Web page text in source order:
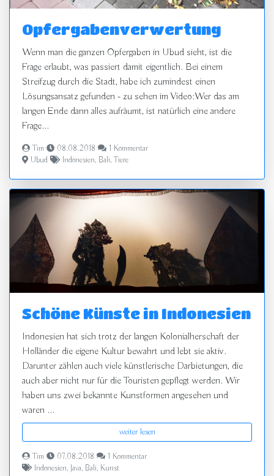
Opfergabenverwertung
Wenn man die ganzen Opfergaben in Ubud sieht, ist die
Frage erlaubt, was passiert damit eigentlich. Bei einem
Streifzug durch die Stadt, habe ich zumindest einen
Lösungsansatz gefunden - zu sehen im Video:Wer das am
langen Ende dann alles aufräumt, ist natürlich eine andere
Frage...
Tim 08.08.2018
1 Kommentar
Ubud
Indonesien, Bali, Tiere
Schöne Künste in Indonesien
Indonesien hat sich trotz der langen Kolonialherschaft der
Holländer die eigene Kultur bewahrt und lebt sie aktiv.
Darunter zählen auch viele künstlerische Darbietungen, die
auch aber nicht nur für die Touristen gepflegt werden. Wir
haben uns zwei bekannte Kunstformen angesehen und
waren ...
weiter lesen
Tim 07.08.2018
1 Kommentar
Indonesien, Java, Bali, Kunst